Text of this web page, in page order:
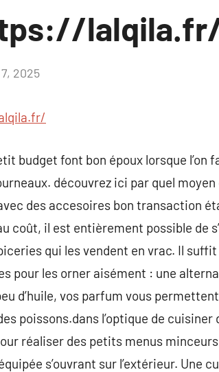
2025
budget font bon époux lorsque l’on
découvrez ici par quel
des accesoires bon transaction
coût, il est entièrement possible de
qui les vendent en vrac. Il
pour les orner aisément : une
d’huile, vos parfum vous
poissons.dans l’optique de
réaliser des petits menus
s’ouvrant sur l’extérieur. Une